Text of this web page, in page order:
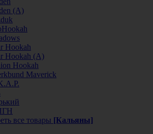
(А)
Hookah
Hookah (А)
Hookah
Maverick
все товары [Кальяны]